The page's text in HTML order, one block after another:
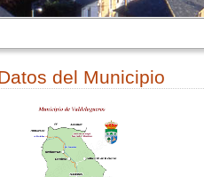
del Municipio